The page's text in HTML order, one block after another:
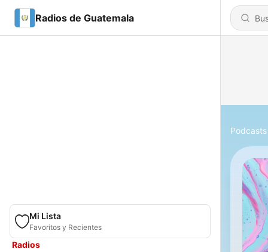
Radios de Guatemala
Mi Lista
Favoritos y Recientes
Radios
Podcasts